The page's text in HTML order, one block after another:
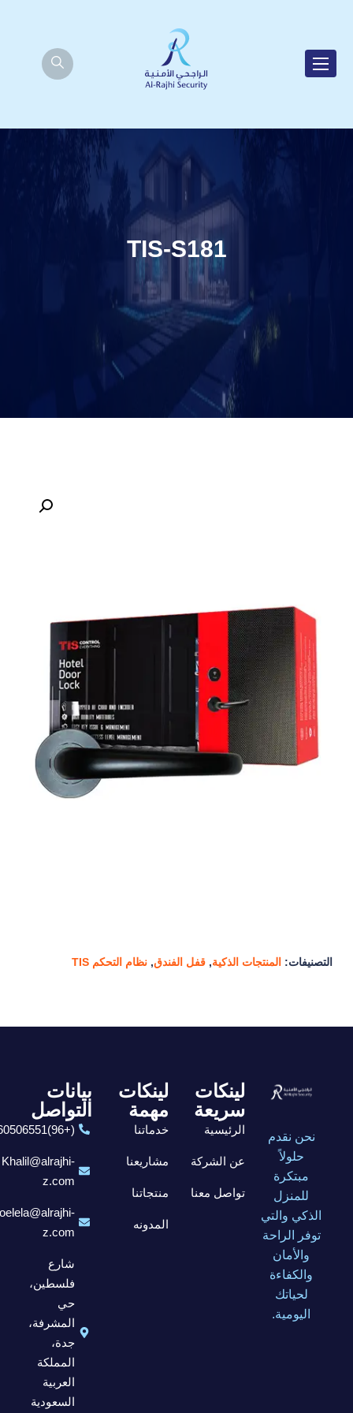
TIS-S181
التصنيفات: المنتجات الذكية,قفل الفندق,نظام التحكم TIS
نحن نقدم
حلولاً
مبتكرة
للمنزل
الذكي والتي
توفر الراحة
والأمان
والكفاءة
لحياتك
اليومية.
لينكات
سريعة
الرئيسية
عن الشركة
تواصل معنا
لينكات
مهمة
خدماتنا
مشاريعنا
منتجاتنا
المدونه
بيانات
التواصل
(+96)6560506551
Khalil@alrajhi-
z.com
z.com
شارع
فلسطين،
حي
المشرفة،
جدة،
المملكة
العربية
السعودية